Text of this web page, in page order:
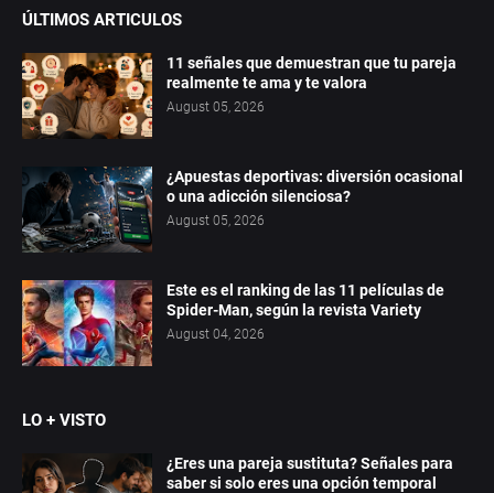
ÚLTIMOS ARTICULOS
11 señales que demuestran que tu pareja
realmente te ama y te valora
August 05, 2026
¿Apuestas deportivas: diversión ocasional
o una adicción silenciosa?
August 05, 2026
Este es el ranking de las 11 películas de
Spider-Man, según la revista Variety
August 04, 2026
LO + VISTO
¿Eres una pareja sustituta? Señales para
saber si solo eres una opción temporal